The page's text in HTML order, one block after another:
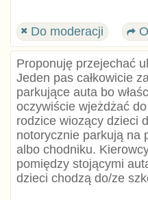
Do moderacji
Proponuję przejechać
Jeden pas całkowicie
parkujące auta bo
oczywiście wjeżdżać
rodzice wiozący dzieci
notorycznie parkują na
albo chodniku.
pomiędzy stojącymi
dzieci chodzą do/ze